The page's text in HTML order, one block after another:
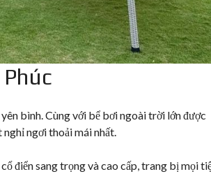
bình. Cùng với bể bơi ngoài trời lớn được
ngơi thoải mái nhất.
điển sang trọng và cao cấp, trang bị mọi